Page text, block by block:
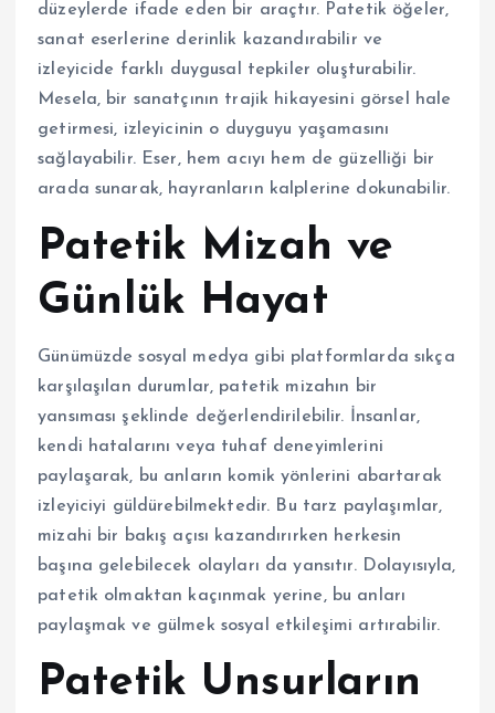
düzeylerde ifade eden bir araçtır. Patetik öğeler,
sanat eserlerine derinlik kazandırabilir ve
izleyicide farklı duygusal tepkiler oluşturabilir.
Mesela, bir sanatçının trajik hikayesini görsel hale
getirmesi, izleyicinin o duyguyu yaşamasını
sağlayabilir. Eser, hem acıyı hem de güzelliği bir
arada sunarak, hayranların kalplerine dokunabilir.
Patetik Mizah ve
Günlük Hayat
Günümüzde sosyal medya gibi platformlarda sıkça
karşılaşılan durumlar, patetik mizahın bir
yansıması şeklinde değerlendirilebilir. İnsanlar,
kendi hatalarını veya tuhaf deneyimlerini
paylaşarak, bu anların komik yönlerini abartarak
izleyiciyi güldürebilmektedir. Bu tarz paylaşımlar,
mizahi bir bakış açısı kazandırırken herkesin
başına gelebilecek olayları da yansıtır. Dolayısıyla,
patetik olmaktan kaçınmak yerine, bu anları
paylaşmak ve gülmek sosyal etkileşimi artırabilir.
Patetik Unsurların